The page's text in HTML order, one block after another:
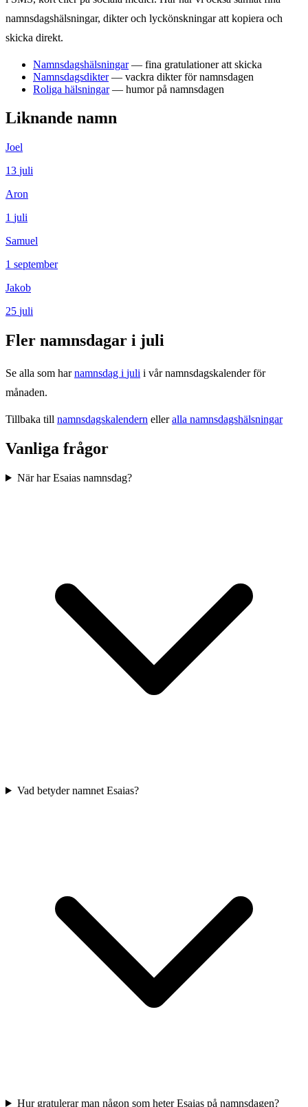
namnsdagshälsningar, dikter och lyckönskningar att kopiera och
skicka direkt.
Namnsdagshälsningar — fina gratulationer att skicka
Namnsdagsdikter— vackra dikter för namnsdagen
Roliga hälsningar— humor på namnsdagen
Liknande namn
Joel
13 juli
Aron
1 juli
Samuel
1 september
Jakob
25 juli
Fler namnsdagar i juli
Se alla som har namnsdag i juli i vår namnsdagskalender för
månaden.
Tillbaka till namnsdagskalendern elleralla namnsdagshälsningar
Vanliga frågor
När har Esaias namnsdag?
Vad betyder namnet Esaias?
Hur gratulerar man någon som heter Esaias på namnsdagen?